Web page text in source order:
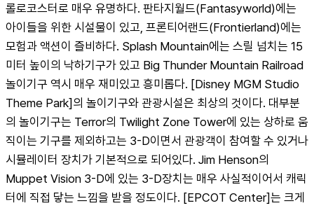
롤로코스터로 매우 유명하다. 판타지월드(Fantasyworld)에는
아이들을 위한 시설물이 있고, 프론티어랜드(Frontierland)에는
모험과 액션이 즐비하다. Splash Mountain에는 스릴 넘치는 15
미터 높이의 낙하기구가 있고 Big Thunder Mountain Railroad
놀이기구 역시 매우 재미있고 흥미롭다. [Disney MGM Studio
Theme Park]의 놀이기구와 관광시설은 최상의 것이다. 대부분
의 놀이기구는 Terror의 Twilight Zone Tower에 있는 상하로 움
직이는 기구를 제외하고는 3-D이면서 관광객이 참여할 수 있거나
시뮬레이터 장치가 기본적으로 되어있다. Jim Henson의
Muppet Vision 3-D에 있는 3-D장치는 매우 사실적이어서 캐릭
터에 직접 닿는 느낌을 받을 정도이다. [EPCOT Center]는 크게